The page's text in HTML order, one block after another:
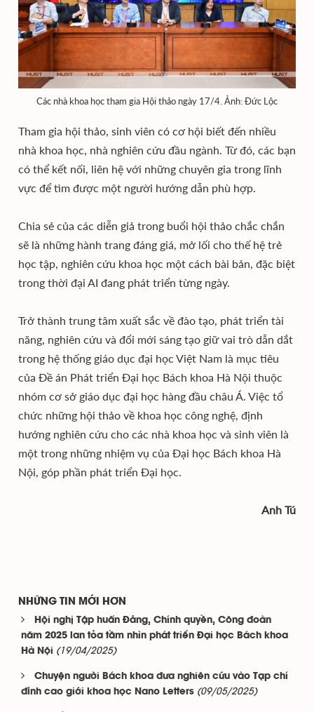
Các nhà khoa học tham gia Hội thảo ngày 17/4. Ảnh: Đức Lộc
Tham gia hội thảo, sinh viên có cơ hội biết đến nhiều
nhà khoa học, nhà nghiên cứu đầu ngành. Từ đó, các bạn
có thể kết nối, liên hệ với những chuyên gia trong lĩnh
vực để tìm được một người hướng dẫn phù hợp.
Chia sẻ của các diễn giả trong buổi hội thảo chắc chắn
sẽ là những hành trang đáng giá, mở lối cho thế hệ trẻ
học tập, nghiên cứu khoa học một cách bài bản, đặc biệt
trong thời đại AI đang phát triển từng ngày.
Trở thành trung tâm xuất sắc về đào tạo, phát triển tài
năng, nghiên cứu và đổi mới sáng tạo giữ vai trò dẫn dắt
trong hệ thống giáo dục đại học Việt Nam là mục tiêu
của Đề án Phát triển Đại học Bách khoa Hà Nội thuộc
nhóm cơ sở giáo dục đại học hàng đầu châu Á. Việc tổ
chức những hội thảo về khoa học công nghệ, định
hướng nghiên cứu cho các nhà khoa học và sinh viên là
một trong những nhiệm vụ của Đại học Bách khoa Hà
Nội, góp phần phát triển Đại học.
Anh Tú
NHỮNG TIN MỚI HƠN
Hội nghị Tập huấn Đảng, Chính quyền, Công đoàn
năm 2025 lan tỏa tầm nhìn phát triển Đại học Bách khoa
Hà Nội (19/04/2025)
Chuyện người Bách khoa đưa nghiên cứu vào Tạp chí
đỉnh cao giới khoa học Nano Letters (09/05/2025)